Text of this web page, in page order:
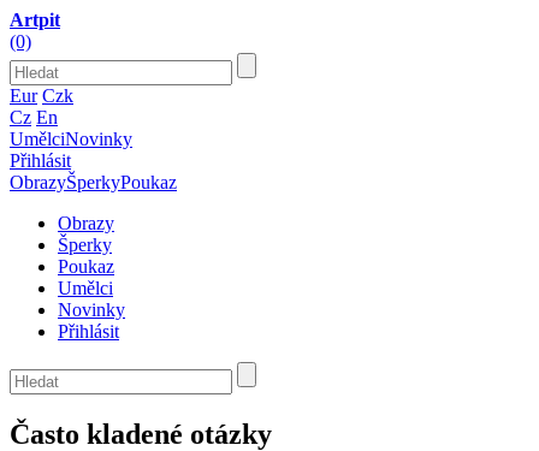
Artpit
(0)
Eur Czk
Cz En
UmělciNovinky
Přihlásit
ObrazyŠperkyPoukaz
Obrazy
Šperky
Poukaz
Umělci
Novinky
Přihlásit
Často kladené otázky